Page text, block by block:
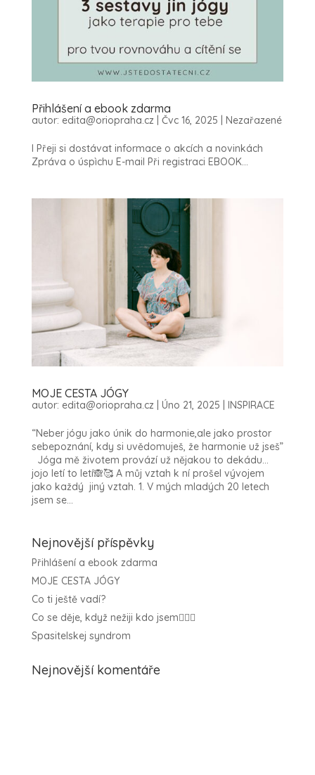
Přihlášení a ebook zdarma
autor: edita@oriopraha.cz Čvc 16, 2025 Nezařazené
l Přeji si dostávat informace o akcích a novinkách
Zpráva o úspìchu E-mail Při registraci EBOOK...
MOJE CESTA JÓGY
autor: edita@oriopraha.cz Úno 21, 2025 INSPIRACE
“Neber jógu jako únik do harmonie,ale jako prostor
sebepoznání, kdy si uvědomuješ, že harmonie už jseš”
Jóga mě životem provází už nějakou to dekádu…
jojo letí to letí🙈🥰 A můj vztah k ní prošel vývojem
jako každý jiný vztah. 1. V mých mladých 20 letech
jsem se...
Nejnovější příspěvky
Přihlášení a ebook zdarma
MOJE CESTA JÓGY
Co ti ještě vadí?
Co se děje, když nežiji kdo jsem🤷🏻‍♀️
Spasitelskej syndrom
Nejnovější komentáře